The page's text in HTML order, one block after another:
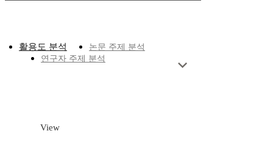
활용도 분석
논문 주제 분석
연구자 주제 분석
View